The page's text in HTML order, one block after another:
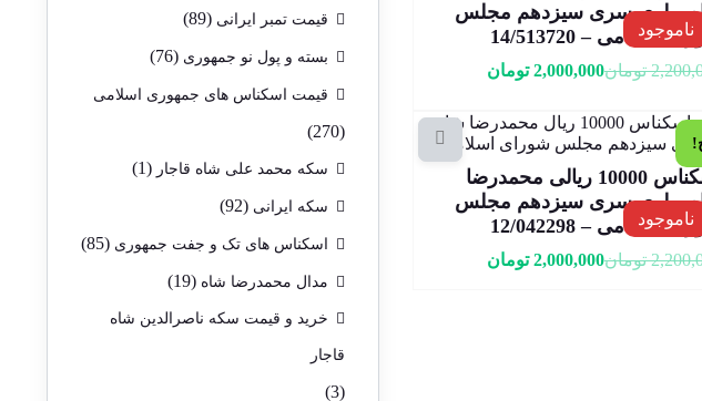
ناموجود
پهلوی سری سیزدهم مجلس
اسلامی – 14/513720
تومان2,000,000 تومان
ناموجود
اسکناس 10000 ریالی محمدرضا
پهلوی سری سیزدهم مجلس
اسلامی – 12/042298
تومان2,000,000 تومان
قیمت تمبر ایرانی (89)
بسته و پول نو جمهوری (76)
قیمت اسکناس های جمهوری اسلامی
(270)
سکه محمد علی شاه قاجار (1)
سکه ایرانی (92)
اسکناس های تک و جفت جمهوری (85)
مدال محمدرضا شاه (19)
خرید و قیمت سکه ناصرالدین شاه
قاجار
(3)